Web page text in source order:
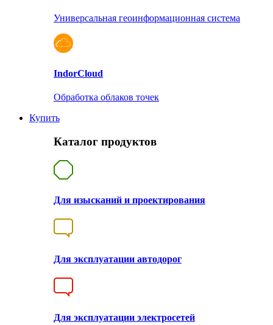
Универсальная геоинформационная система
IndorCloud
Обработка облаков точек
Купить
Каталог продуктов
Для изысканий и проектирования
Для эксплуатации автодорог
Для эксплуатации электросетей